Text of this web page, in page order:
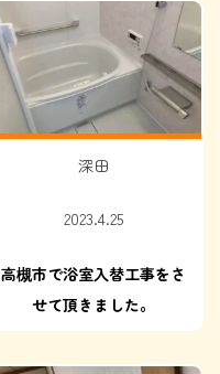
深田
2023.4.25
高槻市で浴室入替工事をさ
せて頂きました。